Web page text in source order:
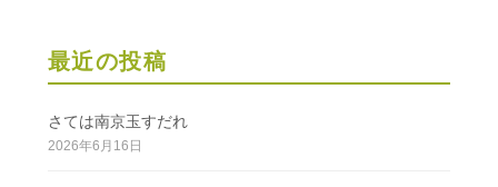
最近の投稿
さては南京玉すだれ
2026年6月16日